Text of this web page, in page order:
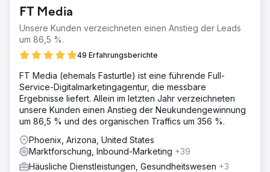
FT Media
Unsere Kunden verzeichneten einen Anstieg der Leads
um 86,5 %.
49 Erfahrungsberichte
FT Media (ehemals Fasturtle) ist eine führende Full-
Service-Digitalmarketingagentur, die messbare
Ergebnisse liefert. Allein im letzten Jahr verzeichneten
unsere Kunden einen Anstieg der Neukundengewinnung
um 86,5 % und des organischen Traffics um 356 %.
Phoenix, Arizona, United States
Marktforschung, Inbound-Marketing +39
Häusliche Dienstleistungen, Gesundheitswesen +3